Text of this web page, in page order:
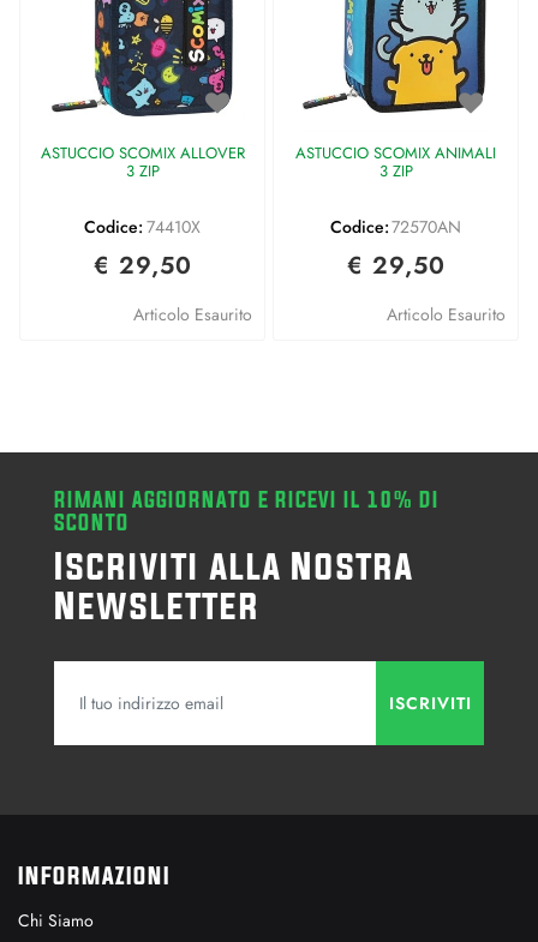
ASTUCCIO SCOMIX ALLOVER
3 ZIP
Codice: 74410X
€ 29,50
Articolo Esaurito
ASTUCCIO SCOMIX ANIMALI
3 ZIP
Codice:72570AN
€ 29,50
Articolo Esaurito
RIMANI AGGIORNATO E RICEVI IL 10% DI
SCONTO
Iscriviti alla Nostra
Newsletter
INFORMAZIONI
Chi Siamo